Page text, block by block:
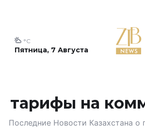
Пятница, 7 Августа
°C
тарифы на
Последние Новости Казахстана о